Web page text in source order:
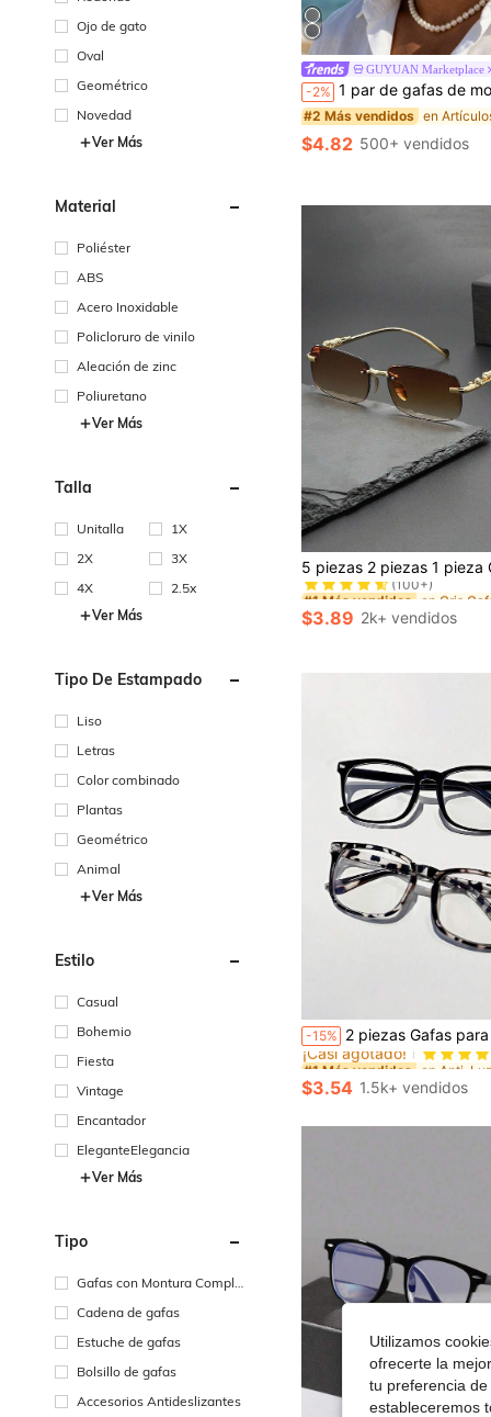
Ojo de gato
Oval
Geométrico
Novedad
Ver Más
Material
Poliéster
ABS
Acero Inoxidable
Policloruro de vinilo
Aleación de zinc
Poliuretano
Ver Más
Talla
Unitalla
1X
2X
3X
4X
2.5x
Ver Más
Tipo De Estampado
Liso
Letras
Color combinado
Plantas
Geométrico
Animal
Ver Más
Estilo
Casual
Bohemio
Fiesta
Vintage
Encantador
EleganteElegancia
Ver Más
Tipo
Gafas con Montura Comple
Cadena de gafas
Estuche de gafas
Bolsillo de gafas
Accesorios Antideslizantes
GUYUAN Marketplace
-2% 1 par de gafas de moda cuadradas negras clásicas para hombre, adecuadas para ocio al aire libre, viajes, reuniones de negocios diarias, accesorio de moda para vacaciones de verano en
#2 Más vendidos
$4.82 500+ vendidos
#1 Más vendidos
(100+)
#1 Más vendidos
(100+)
#1 Más vendidos
(100+)
#1 Más vendidos
$3.89 2k+ vendidos
-15% 2 piezas Gafas para hombre y mujer anti-azules para prevenir el cansancio visual, ver computadoras, ver televisión, jugar juegos y ver
#1 Más vendidos
¡Casi agotado!
#1 Más vendidos
¡Casi agotado!
#1 Más vendidos
¡Casi agotado!
#1 Más vendidos
$3.54 1.5k+ vendidos
Utilizamos
ofrecerte la
tu preferencia
estableceremos